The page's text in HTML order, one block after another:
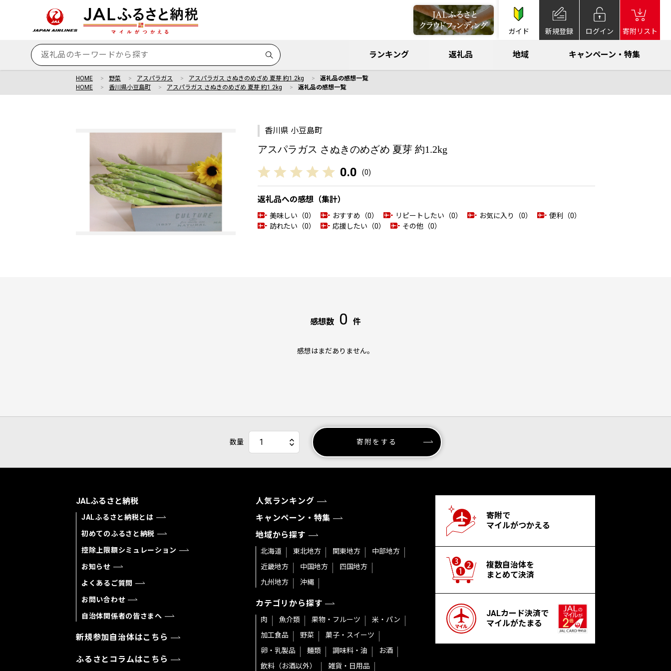
ガイド 新規登録 ログイン 寄附リスト
ランキング 返礼品 地域 キャンペーン・特集
HOME 野菜 アスパラガス アスパラガス さぬきのめざめ 夏芽 約1.2kg
返礼品の感想一覧
HOME
香川県小豆島町 アスパラガス さぬきのめざめ 夏芽 約1.2kg 返礼品の感想一覧
香川県 小豆島町
アスパラガス さぬきのめざめ 夏芽 約1.2kg
0.0 (0)
返礼品への感想（集計）
美味しい（0） おすすめ（0） リピートしたい（0） お気に入り（0）
便利（0）
訪れたい（0）
応援したい（0） その他（0）
感想数 0 件
感想はまだありません。
数量 寄附をする
JALふるさと納税
JALふるさと納税とは
初めてのふるさと納税
控除上限額シミュレーション
お知らせ
よくあるご質問
お問い合わせ
自治体関係者の皆さまへ
新規参加自治体はこちら
ふるさとコラムはこちら
人気ランキング
キャンペーン・特集
地域から探す
北海道 東北地方 関東地方
中部地方
近畿地方
中国地方
四国地方
九州地方
沖縄
カテゴリから探す
肉 魚介類 果物・フルーツ
米・パン
加工食品
野菜
菓子・スイーツ
卵・乳製品
麺類 調味料・油
お酒
飲料（お酒以外）
雑貨・日用品
寄附で
マイルがつかえる
複数自治体を
まとめて決済
JALカード決済で
マイルがたまる